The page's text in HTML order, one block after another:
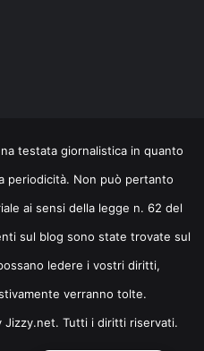
testata giornalistica in quanto
periodicità. Non può pertanto
ai sensi della legge n. 62 del
sul blog sono state trovate sul
ledere i vostri diritti,
verranno tolte.
Jizzy.net. Tutti i diritti riservati.